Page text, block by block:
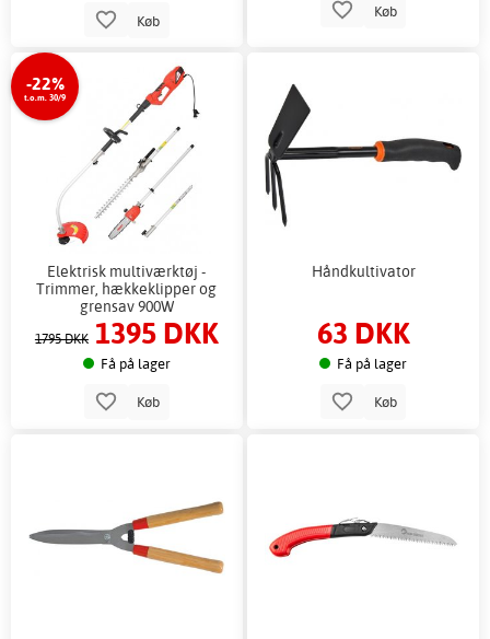
Køb
Køb
-22%
t.o.m. 30/9
Elektrisk multiværktøj -
Trimmer, hækkeklipper og
grensav 900W
1795 DKK 1395 DKK
Få på lager
Køb
Håndkultivator
63 DKK
Få på lager
Køb